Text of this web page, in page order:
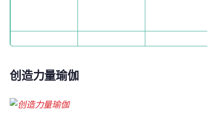
创造力量瑜伽